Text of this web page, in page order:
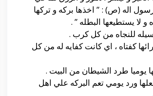
اله (ص) : ” اخذها بركه و تركها
لا يستطيعها البطله ” .
للنجاه من كل كرب .
كفتاه ، اي كانت كفايه له من كل
يوميا طرد الشيطان من البيت .
ورد يومي تعم البركه علي اهل